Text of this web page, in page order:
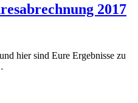
2017
hier sind Eure Ergebnisse zu